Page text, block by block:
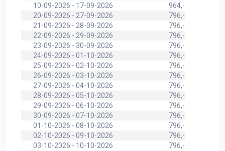
10-09-2026 - 17-09-2026
964,-
20-09-2026 - 27-09-2026
796,-
21-09-2026 - 28-09-2026
796,-
22-09-2026 - 29-09-2026
796,-
23-09-2026 - 30-09-2026
796,-
24-09-2026 - 01-10-2026
796,-
25-09-2026 - 02-10-2026
796,-
26-09-2026 - 03-10-2026
796,-
27-09-2026 - 04-10-2026
796,-
28-09-2026 - 05-10-2026
796,-
29-09-2026 - 06-10-2026
796,-
30-09-2026 - 07-10-2026
796,-
01-10-2026 - 08-10-2026
796,-
02-10-2026 - 09-10-2026
796,-
03-10-2026 - 10-10-2026
796,-